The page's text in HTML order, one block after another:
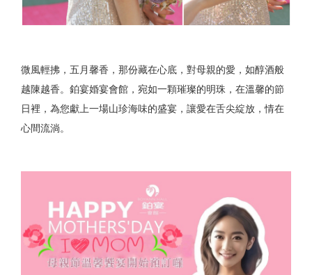
微風輕拂，五月馨香，那份藏在心底，對母親的愛，如醇酒般
越陳越香。鉑宴婚宴會館，宛如一顆璀璨的明珠，在溫馨的節
日裡，為您獻上一場山珍海味的盛宴，讓愛在舌尖綻放，情在
心間流淌。